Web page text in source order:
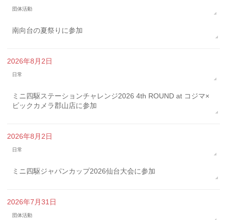
団体活動
南向台の夏祭りに参加
2026年8月2日
日常
ミニ四駆ステーションチャレンジ2026 4th ROUND at コジマ×
ビックカメラ郡山店に参加
2026年8月2日
日常
ミニ四駆ジャパンカップ2026仙台大会に参加
2026年7月31日
団体活動